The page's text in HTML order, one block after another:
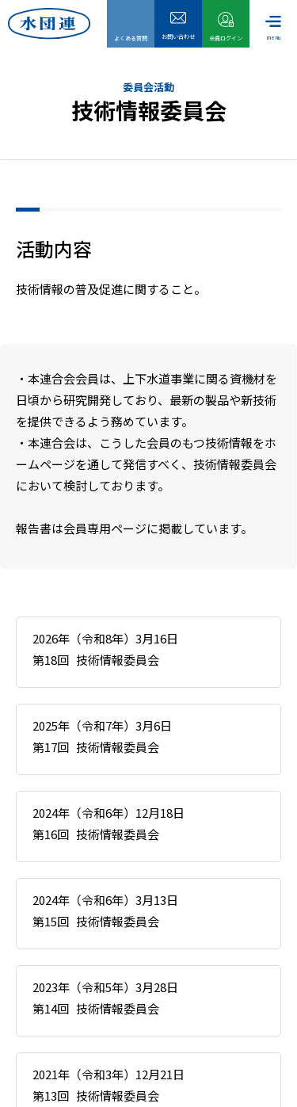
よくある質問 お問い合わせ 会員ログイン menu
委員会活動
技術情報委員会
活動内容
技術情報の普及促進に関すること。
・本連合会会員は、上下水道事業に関る資機材を
日頃から研究開発しており、最新の製品や新技術
を提供できるよう務めています。
・本連合会は、こうした会員のもつ技術情報をホ
ームページを通して発信すべく、技術情報委員会
において検討しております。
報告書は会員専用ページに掲載しています。
2026年（令和8年）3月16日
第18回 技術情報委員会
2025年（令和7年）3月6日
第17回 技術情報委員会
2024年（令和6年）12月18日
第16回 技術情報委員会
2024年（令和6年）3月13日
第15回 技術情報委員会
2023年（令和5年）3月28日
第14回 技術情報委員会
2021年（令和3年）12月21日
第13回 技術情報委員会